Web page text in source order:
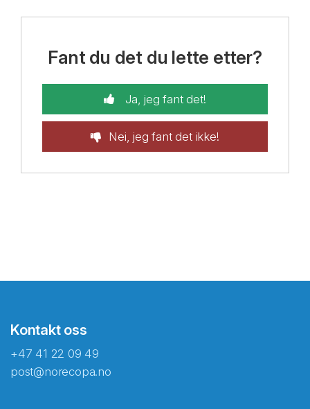
Fant du det du lette etter?
Ja, jeg fant det!
Nei, jeg fant det ikke!
Kontakt oss
+47 41 22 09 49
post@norecopa.no